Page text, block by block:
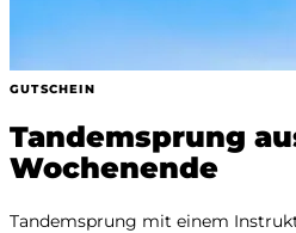
GUTSCHEIN
Tandemsprung
Wochenende
Tandemsprung mit einem